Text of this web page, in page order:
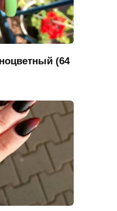
(64